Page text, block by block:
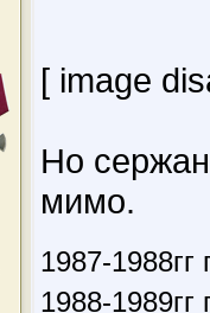
[ image
Но
мимо.
1987-
1988-